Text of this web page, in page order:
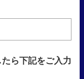
ら下記をご入力